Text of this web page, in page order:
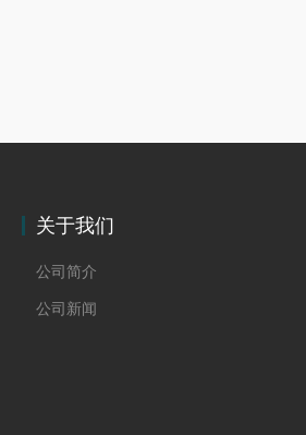
关于我们
公司简介
公司新闻